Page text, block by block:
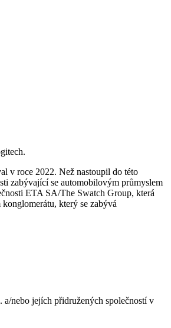
v roce 2022. Než nastoupil do této
zabývající se automobilovým průmyslem
ETA SA/The Swatch Group, která
který se zabývá
nebo jejích přidružených společností v